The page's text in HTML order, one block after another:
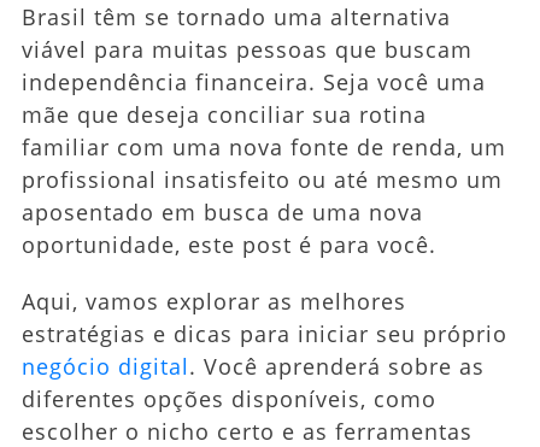
Brasil têm se tornado uma alternativa
viável para muitas pessoas que buscam
independência financeira. Seja você uma
mãe que deseja conciliar sua rotina
familiar com uma nova fonte de renda, um
profissional insatisfeito ou até mesmo um
aposentado em busca de uma nova
oportunidade, este post é para você.
Aqui, vamos explorar as melhores
estratégias e dicas para iniciar seu próprio
negócio digital. Você aprenderá sobre as
diferentes opções disponíveis, como
escolher o nicho certo e as ferramentas